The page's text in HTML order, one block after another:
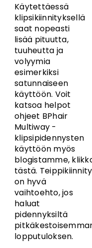
Käytettäessä
klipsikiinnityksellä
saat nopeasti
lisää pituutta,
tuuheutta ja
volyymia
esimerkiksi
satunnaiseen
käyttöön. Voit
katsoa helpot
ohjeet BPhair
Multiway -
klipsipidennysten
käyttöön myös
blogistamme,
tästä.
on hyvä
vaihtoehto, jos
haluat
pidennyksiltä
lopputuloksen.